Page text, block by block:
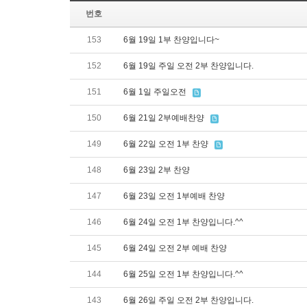
번호
153 6월 19일 1부 찬양입니다~
152 6월 19일 주일 오전 2부 찬양입니다.
151 6월 1일 주일오전
150 6월 21일 2부예배찬양
149 6월 22일 오전 1부 찬양
148 6월 23일 2부 찬양
147 6월 23일 오전 1부예배 찬양
146 6월 24일 오전 1부 찬양입니다.^^
145 6월 24일 오전 2부 예배 찬양
144 6월 25일 오전 1부 찬양입니다.^^
143 6월 26일 주일 오전 2부 찬양입니다.